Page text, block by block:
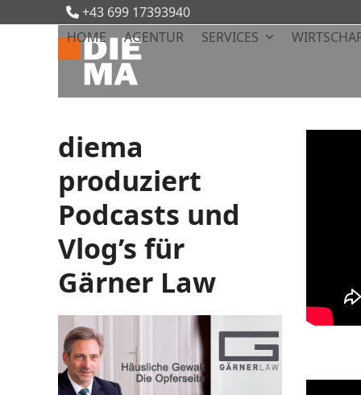
to
+43 699 17393940
HOME AGENTUR SERVICES
diema
produziert
Podcasts und
Vlog’s für
Gärner Law